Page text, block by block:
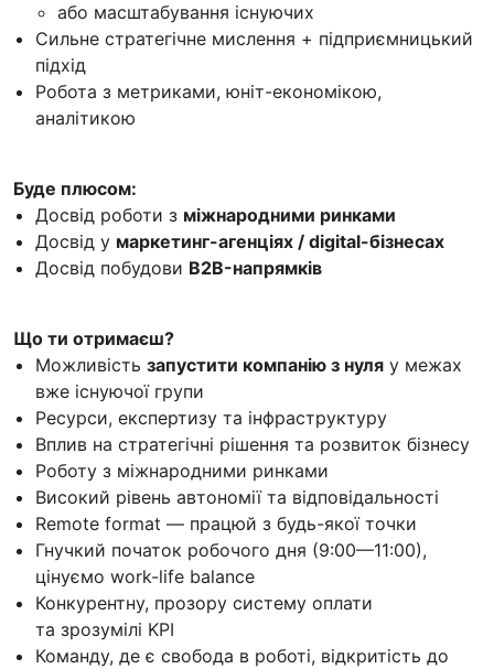
або масштабування існуючих
Сильне стратегічне мислення + підприємницький
підхід
Робота з метриками, юніт-економікою,
аналітикою
Буде плюсом:
Досвід роботи з міжнародними ринками
Досвід у маркетинг-агенціях / digital-бізнесах
Досвід побудови B2B-напрямків
Що ти отримаєш?
Можливість запустити компанію з нуля у межах
вже існуючої групи
Ресурси, експертизу та інфраструктуру
Вплив на стратегічні рішення та розвиток бізнесу
Роботу з міжнародними ринками
Високий рівень автономії та відповідальності
Remote format — працюй з будь-якої точки
Гнучкий початок робочого дня (9:00—11:00),
цінуємо work-life balance
Конкурентну, прозору систему оплати
та зрозумілі KPI
Команду, де є свобода в роботі, відкритість до